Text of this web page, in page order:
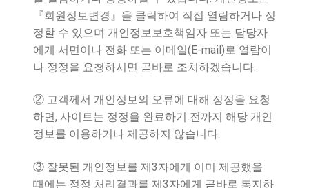
『회원정보변경 』 을 클릭하여 직접 열람하거나 정
정할 수 있으며 개인정보보호책임자 또는 담당자
에게 서면이나 전화 또는 이메일(E-mail) 로 열람이
나 정정을 요청하시면 곧바로 조치하겠습니다.
② 고객께서 개인정보의 오류에 대해 정정을 요청
하면, 사이트는 정정을 완료하기 전까지 해당 개인
정보를 이용하거나 제공하지 않습니다.
③ 잘못된 개인정보를 제 3자에게 이미 제공했을
때에는 정정 처리결과를 제 3자에게 곧바로 통지하